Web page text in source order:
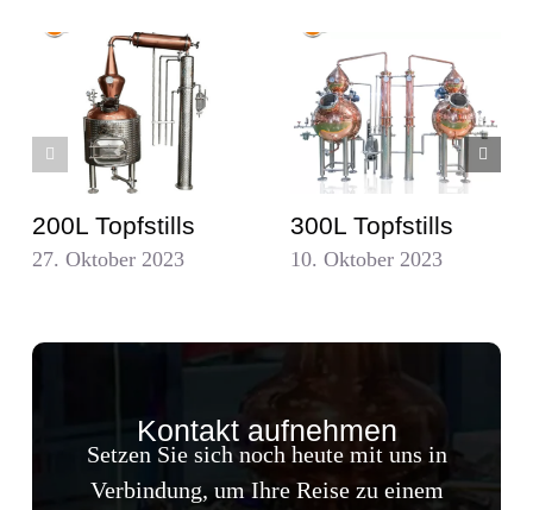
200L Topfstills
27. Oktober 2023
300L Topfstills
10. Oktober 2023
Kontakt aufnehmen
Setzen Sie sich noch heute mit uns in
Verbindung, um Ihre Reise zu einem